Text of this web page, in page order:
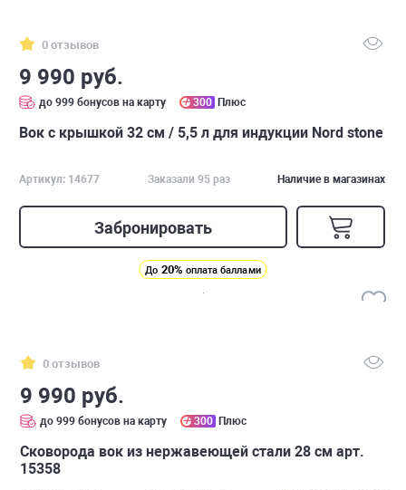
0 отзывов
9 990 руб.
до 999 бонусов на карту 300 Плюс
Вок с крышкой 32 см / 5,5 л для индукции Nord stone
Артикул: 14677 Заказали 95 раз Наличие в магазинах
Забронировать
До 20% оплата баллами
0 отзывов
9 990 руб.
до 999 бонусов на карту 300 Плюс
Сковорода вок из нержавеющей стали 28 см арт.
15358